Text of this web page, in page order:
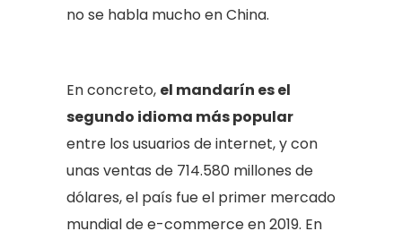
no se habla mucho en China.
En concreto, el mandarín es el
segundo idioma más popular
entre los usuarios de internet, y con
unas ventas de 714.580 millones de
dólares, el país fue el primer mercado
mundial de e-commerce en 2019. En